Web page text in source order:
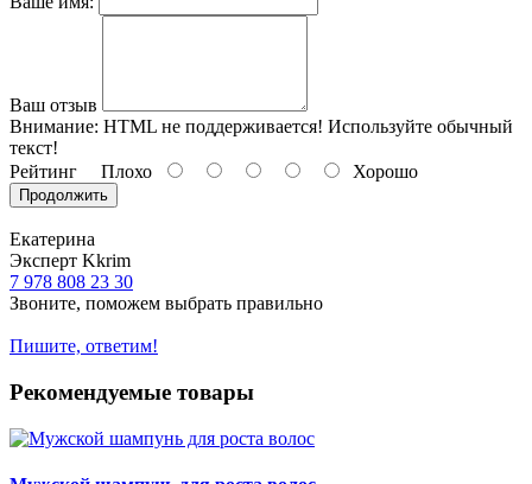
Ваш отзыв
Внимание: HTML не поддерживается! Используйте обычный
текст!
Рейтинг Плохо Хорошо
Продолжить
Екатерина
Эксперт Kkrim
7 978 808 23 30
Звоните, поможем выбрать правильно
Пишите, ответим!
Рекомендуемые товары